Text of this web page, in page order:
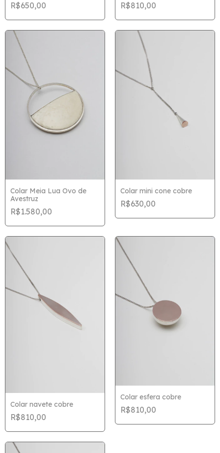
R$650,00 R$810,00
Colar Meia Lua Ovo de
Avestruz
R$1.580,00
Colar mini cone cobre
R$630,00
Colar navete cobre
R$810,00
Colar esfera cobre
R$810,00